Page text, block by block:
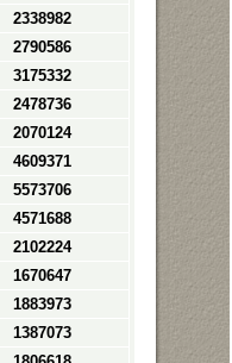
2338982
2790586
3175332
2478736
2070124
4609371
5573706
4571688
2102224
1670647
1883973
1387073